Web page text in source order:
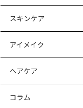
スキンケア
アイメイク
ヘアケア
コラム